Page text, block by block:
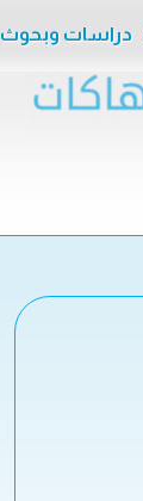
دراسات وبحوث